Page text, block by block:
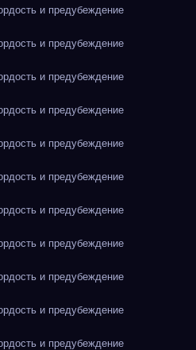
и предубеждение
и предубеждение
и предубеждение
и предубеждение
и предубеждение
и предубеждение
и предубеждение
и предубеждение
и предубеждение
и предубеждение
и предубеждение